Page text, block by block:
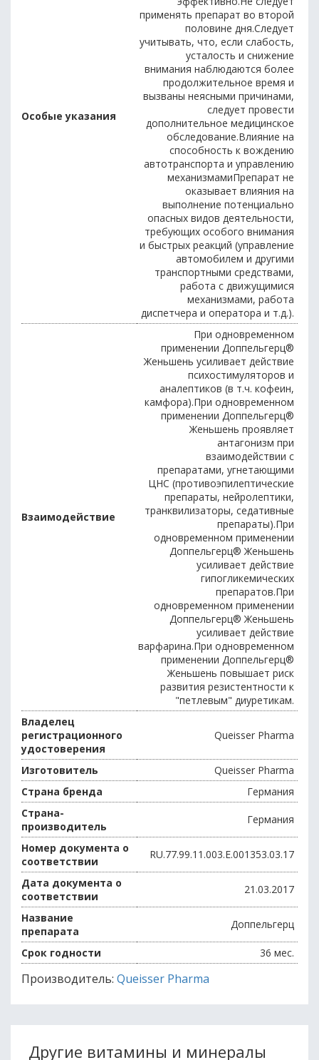
Особые указания
применять препарат во второй
половине дня.Следует
учитывать, что, если слабость,
усталость и снижение
внимания наблюдаются более
продолжительное время и
вызваны неясными причинами,
следует провести
дополнительное медицинское
обследование.Влияние на
способность к вождению
автотранспорта и управлению
механизмамиПрепарат не
оказывает влияния на
выполнение потенциально
опасных видов деятельности,
требующих особого внимания
и быстрых реакций (управление
автомобилем и другими
транспортными средствами,
работа с движущимися
механизмами, работа
диспетчера и оператора и т.д.).
Взаимодействие
При одновременном
применении Доппельгерц®
Женьшень усиливает действие
психостимуляторов и
аналептиков (в т.ч. кофеин,
камфора).При одновременном
применении Доппельгерц®
Женьшень проявляет
антагонизм при
взаимодействии с
препаратами, угнетающими
ЦНС (противоэпилептические
препараты, нейролептики,
транквилизаторы, седативные
препараты).При
одновременном применении
Доппельгерц® Женьшень
усиливает действие
гипогликемических
препаратов.При
одновременном применении
Доппельгерц® Женьшень
усиливает действие
варфарина.При одновременном
применении Доппельгерц®
Женьшень повышает риск
развития резистентности к
"петлевым" диуретикам.
Владелец
регистрационного
удостоверения
Queisser Pharma
Изготовитель
Queisser Pharma
Страна бренда
Германия
Страна-
производитель
Германия
Номер документа о
соответствии
RU.77.99.11.003.Е.001353.03.17
Дата документа о
соответствии
21.03.2017
Название
препарата
Доппельгерц
Срок годности 36 мес.
Производитель: Queisser Pharma
Другие витамины и минералы